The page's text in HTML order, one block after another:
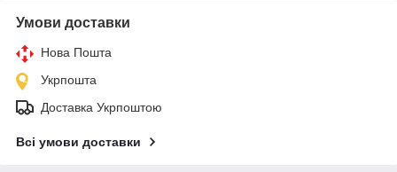
Умови доставки
Нова Пошта
Укрпошта
Доставка Укрпоштою
Всі умови доставки